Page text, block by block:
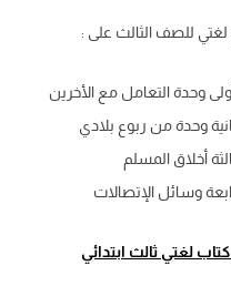
للصف الثالث على :
وحدة التعامل مع الأخرين
وحدة من ربوع بلادي
أخلاق المسلم
وسائل الإتصالات
لغتي ثالث ابتدائي